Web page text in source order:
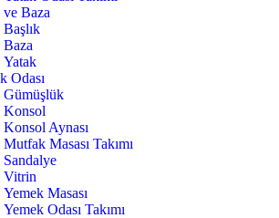
ve Baza
Başlık
Baza
Yatak
Odası
Gümüşlük
Konsol
Konsol Aynası
Mutfak Masası Takımı
Sandalye
Vitrin
Yemek Masası
Yemek Odası Takımı